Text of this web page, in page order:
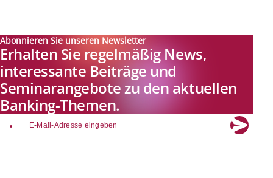
Abonnieren Sie unseren Newsletter
Erhalten Sie regelmäßig News,
interessante Beiträge und
Seminarangebote zu den aktuellen
Banking-Themen.
email